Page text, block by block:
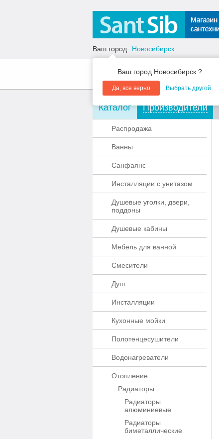
Ваш город: Новосибирск
Ваш город Новосибирск ?
Да, все верно Выбрать другой
О компании Акции
Каталог Производители
Распродажа
Ванны
Санфаянс
Инсталляции с унитазом
Душевые уголки, двери,
поддоны
Душевые кабины
Мебель для ванной
Смесители
Душ
Инсталляции
Кухонные мойки
Полотенцесушители
Водонагреватели
Отопление
Радиаторы
Радиаторы
алюминиевые
Радиаторы
биметаллические